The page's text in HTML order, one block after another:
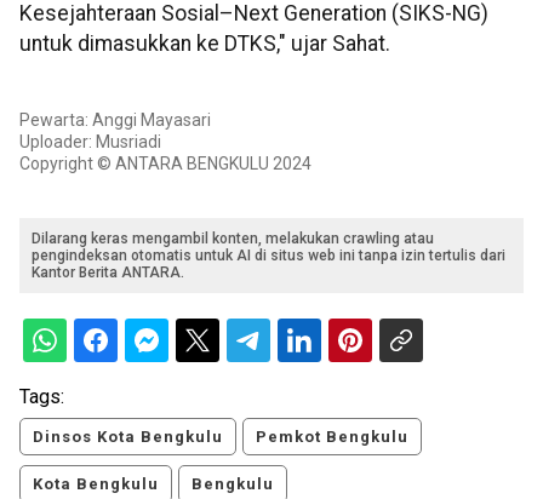
Kesejahteraan Sosial–Next Generation (SIKS-NG)
untuk dimasukkan ke DTKS," ujar Sahat.
Pewarta: Anggi Mayasari
Uploader: Musriadi
Copyright © ANTARA BENGKULU 2024
Dilarang keras mengambil konten, melakukan crawling atau
pengindeksan otomatis untuk AI di situs web ini tanpa izin tertulis dari
Kantor Berita ANTARA.
Tags:
Dinsos Kota Bengkulu Pemkot Bengkulu
Kota Bengkulu Bengkulu